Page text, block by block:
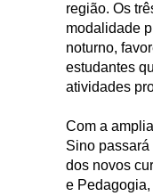
região. Os
modalidade
noturno,
estudantes
atividades
Com a
Sino
dos novos
e